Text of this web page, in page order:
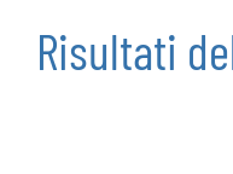
Risultati
Riviste
Mandragola